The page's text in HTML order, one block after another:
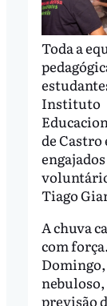
Toda a
Instituto
de Castro
Tiago
A chuva
com força.
previsão